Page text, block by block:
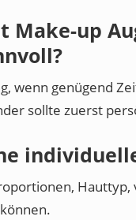
Make-up
wenn genügend
sollte zuerst